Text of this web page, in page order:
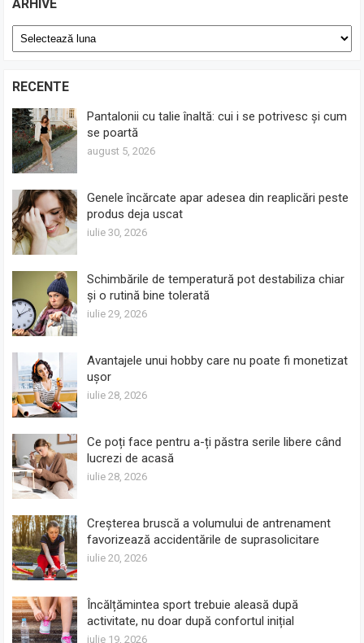
ARHIVE
Arhive
RECENTE
Pantalonii cu talie înaltă: cui i se potrivesc și cum
se poartă
august 5, 2026
Genele încărcate apar adesea din reaplicări peste
produs deja uscat
iulie 30, 2026
Schimbările de temperatură pot destabiliza chiar
și o rutină bine tolerată
iulie 29, 2026
Avantajele unui hobby care nu poate fi monetizat
ușor
iulie 28, 2026
Ce poți face pentru a-ți păstra serile libere când
lucrezi de acasă
iulie 28, 2026
Creșterea bruscă a volumului de antrenament
favorizează accidentările de suprasolicitare
iulie 20, 2026
Încălțămintea sport trebuie aleasă după
activitate, nu doar după confortul inițial
iulie 19, 2026